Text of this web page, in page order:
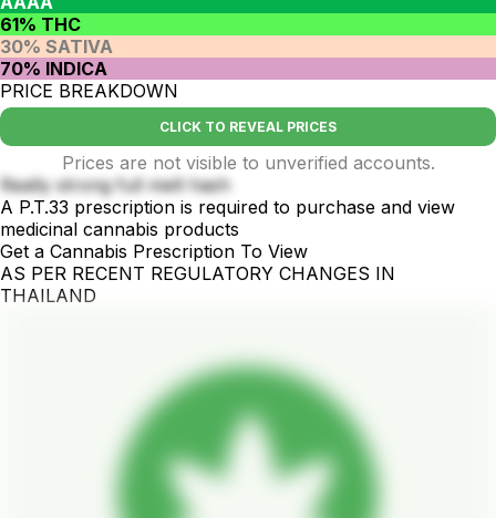
61% THC
30% SATIVA
70% INDICA
PRICE BREAKDOWN
CLICK TO REVEAL PRICES
Prices are not visible to unverified accounts.
Really strong full melt hash
A P.T.33 prescription is required to purchase and view
medicinal cannabis products
Get a Cannabis Prescription To View
AS PER RECENT REGULATORY CHANGES IN
THAILAND